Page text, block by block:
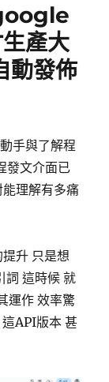
3/Bootstrap
4
顯
示/
隱
素〉
產大
動發佈
手與了解程
發文介面已
理解有多痛
升 只是想
詞 這時候 就
運作 效率驚
API版本 甚